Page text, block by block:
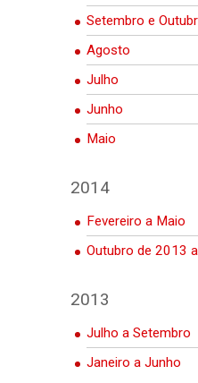
Setembro e
Agosto
Julho
Junho
Maio
2014
Fevereiro a Maio
Outubro de 2013
2013
Julho a Setembro
Janeiro a Junho